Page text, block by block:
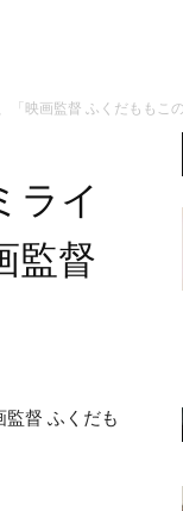
映画監督 ふくだももこ
ライ
監督
監督 ふくだも